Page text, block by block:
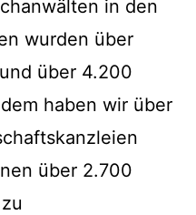
in den
wurden über
über 4.200
haben wir über
über 2.700